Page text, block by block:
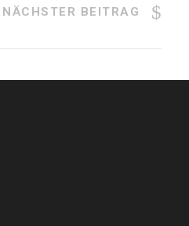
NÄCHSTER BEITRAG